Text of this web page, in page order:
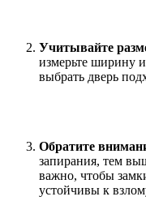
Учитывайте
измерьте ширину
выбрать дверь
Обратите
запирания, тем
важно, чтобы
устойчивы к